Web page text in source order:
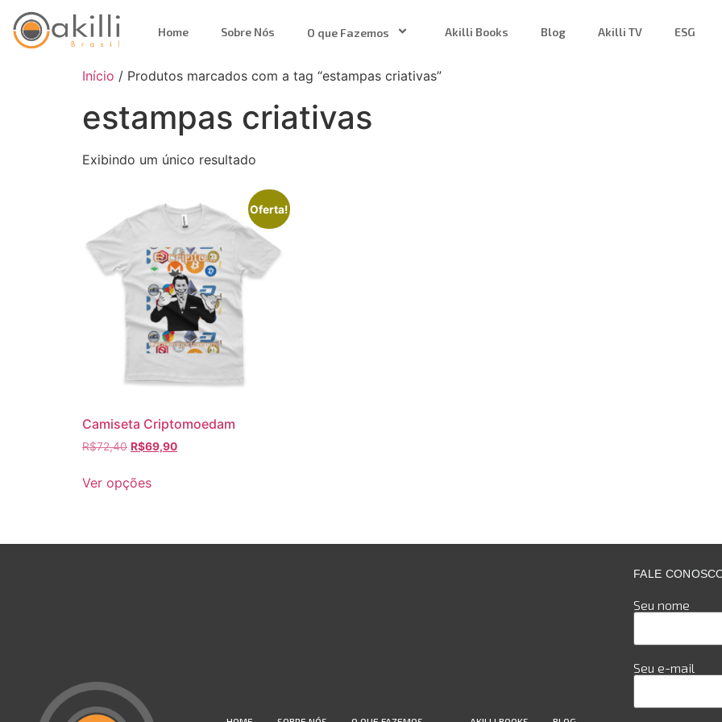
Home Sobre Nós O que Fazemos Akilli Books Blog Akilli TV ESG
Início / Produtos marcados com a tag “estampas criativas”
estampas criativas
Exibindo um único resultado
Oferta!
Camiseta Criptomoedam
R$72,40 R$69,90
Ver opções
FALE
Seu nome
Seu e-mail